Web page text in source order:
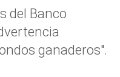
del Banco
ganaderos".